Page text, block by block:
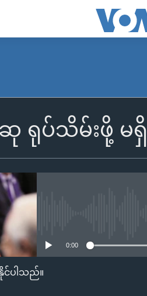
ရုပ်သိမ်းဖို့ မရှိ
0:00
င်ပါသည်။